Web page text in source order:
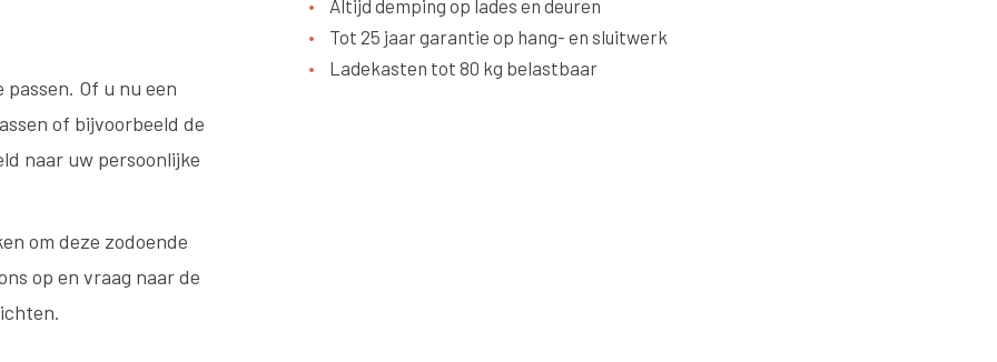
passen. Of u nu een
of bijvoorbeeld de
naar uw persoonlijke
om deze zodoende
op en vraag naar de
Altijd demping op lades en deuren
Tot 25 jaar garantie op hang- en sluitwerk
Ladekasten tot 80 kg belastbaar